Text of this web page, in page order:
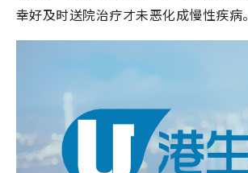
幸好及时送院治疗才未恶化成慢性疾病。